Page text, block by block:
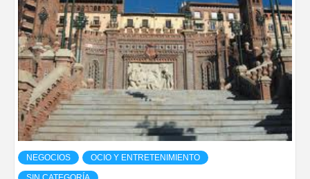
NEGOCIOS OCIO Y ENTRETENIMIENTO